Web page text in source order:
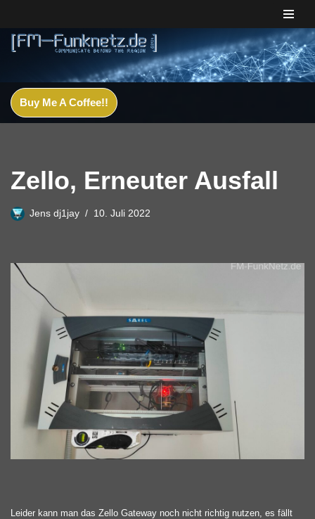
Zum
Inhalt
Buy Me A Coffee!!
Zello, Erneuter Ausfall
Jens dj1jay 10. Juli 2022
Leider kann man das Zello Gateway noch nicht richtig nutzen, es fällt